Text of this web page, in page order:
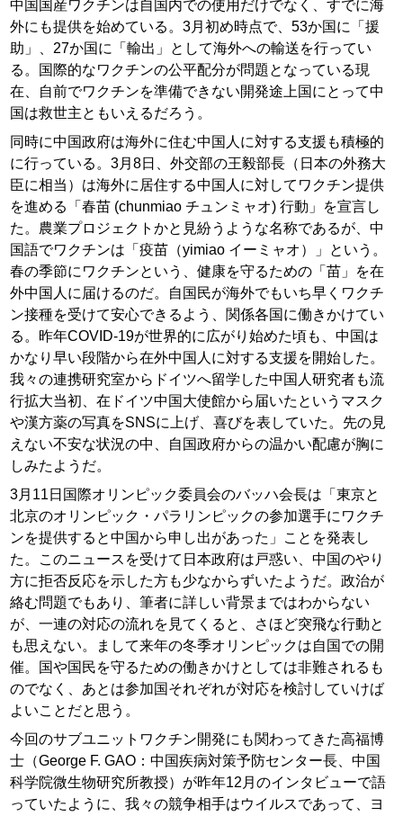
中国国産ワクチンは自国内での使用だけでなく、すでに海
外にも提供を始めている。3月初め時点で、53か国に「援
助」、27か国に「輸出」として海外への輸送を行ってい
る。国際的なワクチンの公平配分が問題となっている現
在、自前でワクチンを準備できない開発途上国にとって中
国は救世主ともいえるだろう。
同時に中国政府は海外に住む中国人に対する支援も積極的
に行っている。3月8日、外交部の王毅部長（日本の外務大
臣に相当）は海外に居住する中国人に対してワクチン提供
を進める「春苗 (chunmiao チュンミャオ) 行動」を宣言し
た。農業プロジェクトかと見紛うような名称であるが、中
国語でワクチンは「疫苗（yimiao イーミャオ）」という。
春の季節にワクチンという、健康を守るための「苗」を在
外中国人に届けるのだ。自国民が海外でもいち早くワクチ
ン接種を受けて安心できるよう、関係各国に働きかけてい
る。昨年COVID-19が世界的に広がり始めた頃も、中国は
かなり早い段階から在外中国人に対する支援を開始した。
我々の連携研究室からドイツへ留学した中国人研究者も流
行拡大当初、在ドイツ中国大使館から届いたというマスク
や漢方薬の写真をSNSに上げ、喜びを表していた。先の見
えない不安な状況の中、自国政府からの温かい配慮が胸に
しみたようだ。
3月11日国際オリンピック委員会のバッハ会長は「東京と
北京のオリンピック・パラリンピックの参加選手にワクチ
ンを提供すると中国から申し出があった」ことを発表し
た。このニュースを受けて日本政府は戸惑い、中国のやり
方に拒否反応を示した方も少なからずいたようだ。政治が
絡む問題でもあり、筆者に詳しい背景まではわからない
が、一連の対応の流れを見てくると、さほど突飛な行動と
も思えない。まして来年の冬季オリンピックは自国での開
催。国や国民を守るための働きかけとしては非難されるも
のでなく、あとは参加国それぞれが対応を検討していけば
よいことだと思う。
今回のサブユニットワクチン開発にも関わってきた高福博
士（George F. GAO：中国疾病対策予防センター長、中国
科学院微生物研究所教授）が昨年12月のインタビューで語
っていたように、我々の競争相手はウイルスであって、ヨ